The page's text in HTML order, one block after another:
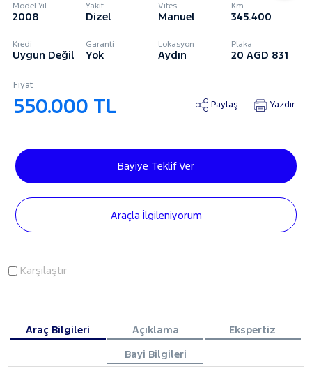
Model Yıl
2008
Yakıt
Dizel
Vites
Manuel
Km
345.400
Kredi
Uygun Değil
Garanti
Yok
Lokasyon
Aydın
Plaka
20 AGD 831
Fiyat
550.000 TL Paylaş Yazdır
Bayiye Teklif Ver
Araçla İlgileniyorum
Karşılaştır
Araç Bilgileri Açıklama
Ekspertiz
Bayi Bilgileri